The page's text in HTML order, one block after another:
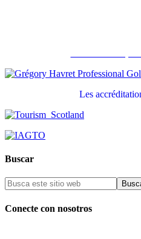
Les
Buscar
Conecte con nosotros